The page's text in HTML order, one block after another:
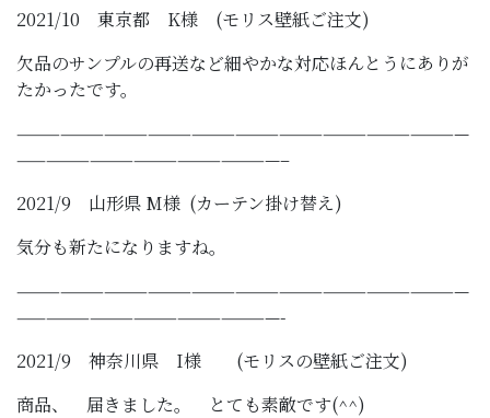
2021/10 東京都 K様 (モリス壁紙ご注文)
欠品のサンプルの再送など細やかな対応ほんとうにありが
たかったです。
———————————————————————————————
——————————————————–
2021/9 山形県 M様 (カーテン掛け替え)
気分も新たになりますね。
———————————————————————————————
——————————————————-
2021/9 神奈川県 I様 (モリスの壁紙ご注文)
商品、 届きました。 とても素敵です(^^)